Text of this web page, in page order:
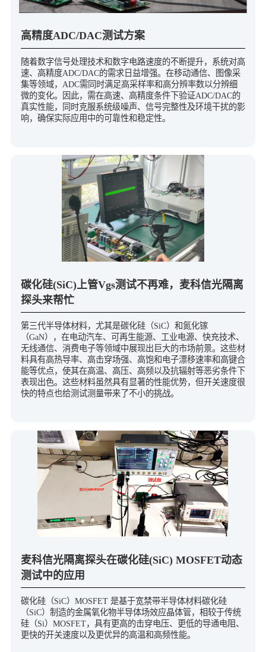
高精度ADC/DAC测试方案
随着数字信号处理技术和数字电路速度的不断提升，系统对高
速、高精度ADC/DAC的需求日益增强。在移动通信、图像采
集等领域，ADC需同时满足高采样率和高分辨率数以分辨细
微的变化。因此，需在高速、高精度条件下验证ADC/DAC的
真实性能，同时克服系统级噪声、信号完整性及环境干扰的影
响，确保实际应用中的可靠性和稳定性。
碳化硅(SiC)上管Vgs测试不再难，麦科信光隔离
探头来帮忙
第三代半导体材料，尤其是碳化硅（SiC）和氮化镓
（GaN），在电动汽车、可再生能源、工业电源、快充技术、
无线通信、消费电子等领域中展现出巨大的市场前景。这些材
料具有高热导率、高击穿场强、高饱和电子漂移速率和高键合
能等优点，使其在高温、高压、高频以及抗辐射等恶劣条件下
表现出色。这些材料虽然具有显著的性能优势，但开关速度很
快的特点也给测试测量带来了不小的挑战。
麦科信光隔离探头在碳化硅(SiC) MOSFET动态
测试中的应用
碳化硅（SiC）MOSFET 是基于宽禁带半导体材料碳化硅
（SiC）制造的金属氧化物半导体场效应晶体管，相较于传统
硅（Si）MOSFET，具有更高的击穿电压、更低的导通电阻、
更快的开关速度以及更优异的高温和高频性能。